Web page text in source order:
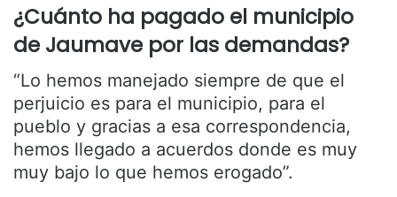
¿Cuánto ha pagado el municipio
de Jaumave por las demandas?
“Lo hemos manejado siempre de que el
perjuicio es para el municipio, para el
pueblo y gracias a esa correspondencia,
hemos llegado a acuerdos donde es muy
muy bajo lo que hemos erogado”.